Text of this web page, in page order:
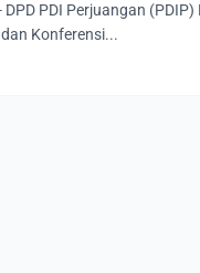
DPD PDI Perjuangan
Konferensi...